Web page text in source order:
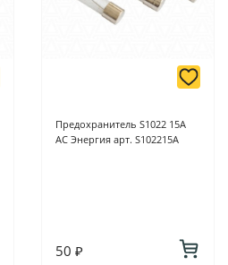
Предохранитель S1022 15А
АС Энергия арт. S102215A
50 ₽